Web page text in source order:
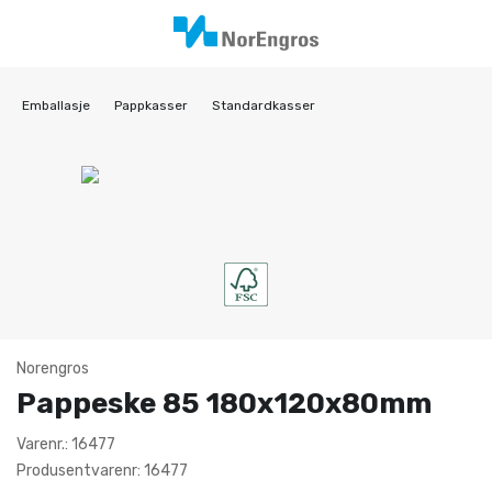
Emballasje Pappkasser Standardkasser
Norengros
Pappeske 85 180x120x80mm
Varenr.: 16477
Produsentvarenr: 16477